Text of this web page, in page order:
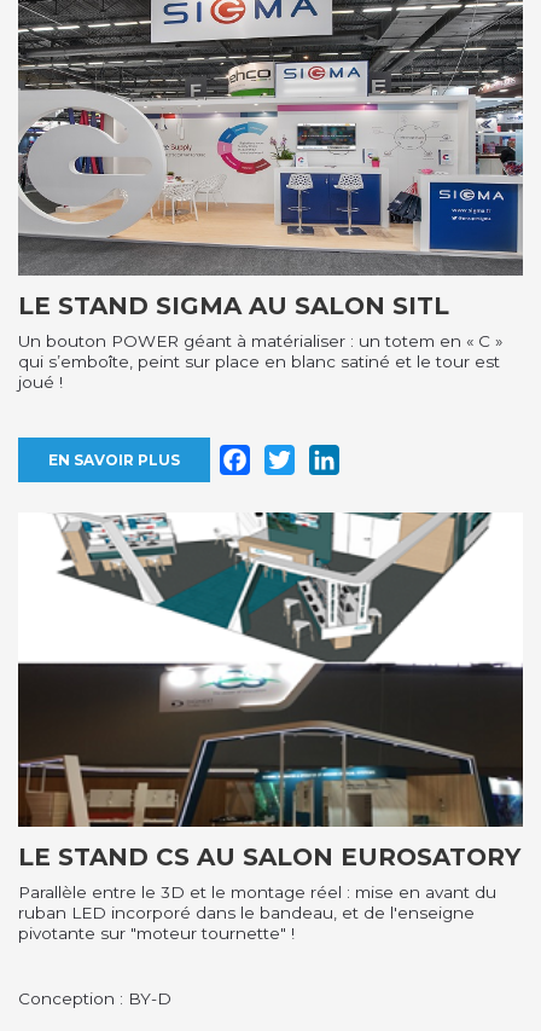
LE STAND SIGMA AU SALON SITL
Un bouton POWER géant à matérialiser : un totem en « C »
qui s’emboîte, peint sur place en blanc satiné et le tour est
joué !
EN SAVOIR PLUS Facebook
Twitter
LE STAND CS AU SALON EUROSATORY
Parallèle entre le 3D et le montage réel : mise en avant du
ruban LED incorporé dans le bandeau, et de l'enseigne
pivotante sur "moteur tournette" !
Conception : BY-D